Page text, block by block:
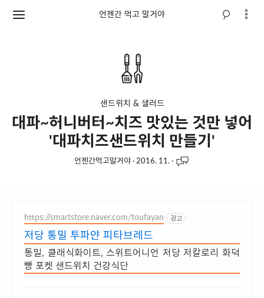
언젠간 먹고 말거야
샌드위치 & 샐러드
대파~허니버터~치즈 맛있는 것만 넣어
'대파치즈샌드위치 만들기'
언젠간먹고말거야 · 2016. 11. ·
https://smartstore.naver.com/toufayan 광고
저당 통밀 투파얀 피타브레드
통밀, 클래식화이트, 스위트어니언 저당 저칼로리 화덕
빵 포켓 샌드위치 건강식단